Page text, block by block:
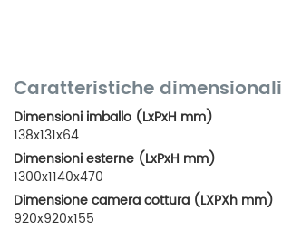
Caratteristiche dimensionali
Dimensioni imballo (LxPxH mm)
138x131x64
Dimensioni esterne (LxPxH mm)
1300x1140x470
Dimensione camera cottura (LXPXh mm)
920x920x155